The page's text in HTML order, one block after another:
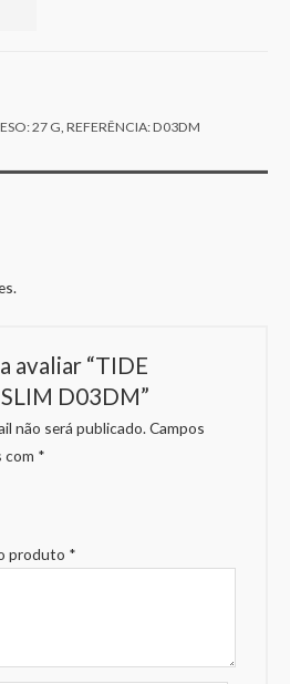
27 G REFERÊNCIA: D03DM
avaliar “TIDE
D03DM”
não será publicado. Campos
com *
produto *